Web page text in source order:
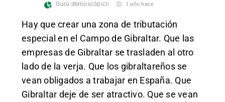
Gurú demoscópico 1 año hace
Hay que crear una zona de tributación
especial en el Campo de Gibraltar. Que las
empresas de Gibraltar se trasladen al otro
lado de la verja. Que los gibraltareños se
vean obligados a trabajar en España. Que
Gibraltar deje de ser atractivo. Que se vean